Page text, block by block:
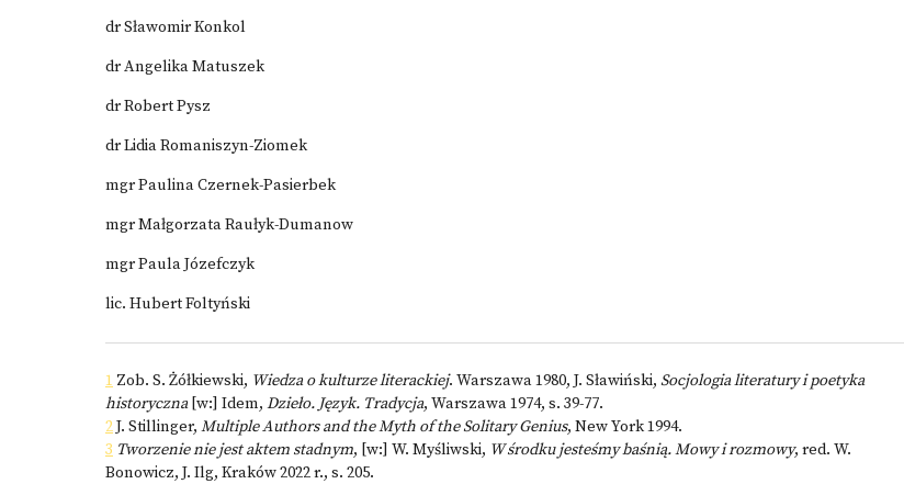
dr Sławomir Konkol
dr Angelika Matuszek
dr Robert Pysz
dr Lidia Romaniszyn-Ziomek
mgr Paulina Czernek-Pasierbek
mgr Małgorzata Raułyk-Dumanow
mgr Paula Józefczyk
lic. Hubert Foltyński
1 Zob. S. Żółkiewski, Wiedza o kulturze literackiej. Warszawa 1980, J. Sławiński, Socjologia literatury i poetyka
historyczna [w:] Idem, Dzieło. Język. Tradycja, Warszawa 1974, s. 39-77.
2J. Stillinger, Multiple Authors and the Myth of the Solitary Genius, New York 1994.
3 Tworzenie nie jest aktem stadnym, [w:] W. Myśliwski, W środku jesteśmy baśnią. Mowy i rozmowy, red. W.
Bonowicz, J. Ilg, Kraków 2022 r., s. 205.